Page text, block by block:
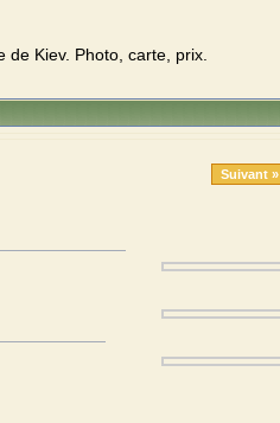
de Kiev. Photo, carte, prix.
Suivant »